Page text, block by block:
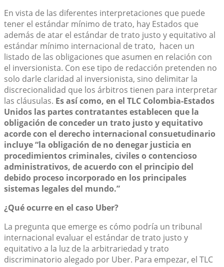
En vista de las diferentes interpretaciones que puede
tener el estándar mínimo de trato, hay Estados que
además de atar el estándar de trato justo y equitativo al
estándar mínimo internacional de trato, hacen un
listado de las obligaciones que asumen en relación con
el inversionista. Con ese tipo de redacción pretenden no
solo darle claridad al inversionista, sino delimitar la
discrecionalidad que los árbitros tienen para interpretar
las cláusulas. Es así como, en el TLC Colombia-Estados
Unidos las partes contratantes establecen que la
obligación de conceder un trato justo y equitativo
acorde con el derecho internacional consuetudinario
incluye “la obligación de no denegar justicia en
procedimientos criminales, civiles o contencioso
administrativos, de acuerdo con el principio del
debido proceso incorporado en los principales
sistemas legales del mundo.”
¿Qué ocurre en el caso Uber?
La pregunta que emerge es cómo podría un tribunal
internacional evaluar el estándar de trato justo y
equitativo a la luz de la arbitrariedad y trato
discriminatorio alegado por Uber. Para empezar, el TLC